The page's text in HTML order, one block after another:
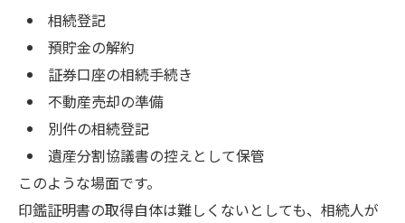
相続登記
預貯金の解約
証券口座の相続手続き
不動産売却の準備
別件の相続登記
遺産分割協議書の控えとして保管
このような場面です。
印鑑証明書の取得自体は難しくないとしても、相続人が